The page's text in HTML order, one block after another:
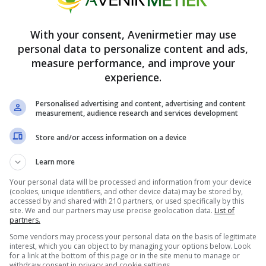
postule à un emploi de caissier dans un supermarché ?
: comment réussir le processus de candidature
nécessaire, car le travail implique de rester debout pendant
de travailler dans un environnement rapide. Être capable de
du travail est crucial. La familiarité avec les règlements
importante. Assurer la propreté et respecter les normes
des produits de boulangerie. Montrer ces compétences
démarquer en tant que candidat fort pour le poste d’assistant
de boulangerie chez Aldi implique plusieurs étapes, et
Commencez par visiter le site Web des carrières d’Aldi, où
de candidature. Assurez-vous que votre CV met en avant une
sur vos connaissances en boulangerie, vos compétences en
votre CV pour souligner comment votre parcours
de boulangerie chez Aldi.
With your consent, Avenirmetier may use
personal data to personalize content and ads,
measure performance, and improve your
experience.
Personalised advertising and content, advertising and content
measurement, audience research and services development
Store and/or access information on a device
Learn more
Your personal data will be processed and information from your device
(cookies, unique identifiers, and other device data) may be stored by,
accessed by and shared with 210 partners, or used specifically by this
site. We and our partners may use precise geolocation data. List of
partners.
Some vendors may process your personal data on the basis of legitimate
interest, which you can object to by managing your options below. Look
for a link at the bottom of this page or in the site menu to manage or